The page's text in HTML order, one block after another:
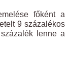
főként a
9 százalékos
lenne a